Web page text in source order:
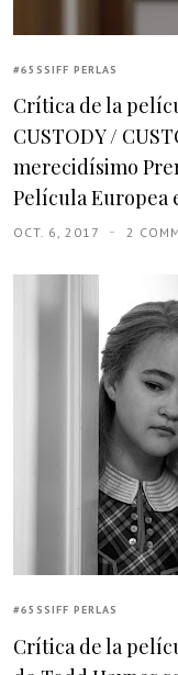
#65SSIFF PERLAS
Crítica de la
CUSTODY /
merecidísimo
Película Europea
OCT. 6, 2017 2
#65SSIFF PERLAS
Crítica de la